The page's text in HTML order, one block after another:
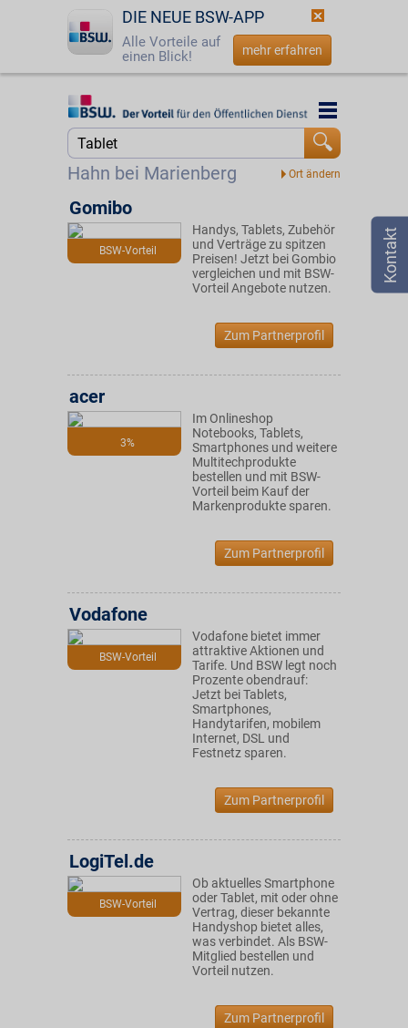
DIE NEUE BSW-APP
Alle Vorteile auf
einen Blick!
mehr erfahren
Startseite
☎ 0800 - 279 25 82
Hahn bei Marienberg
Startseite
BSW-Vorteil
Gomibo
Handys, Tablets, Zubehör
und Verträge zu spitzen
Preisen! Jetzt bei Gombio
vergleichen und mit BSW-
Vorteil Angebote nutzen.
Zum Partnerprofil
3%
acer
Im Onlineshop
Notebooks, Tablets,
Smartphones und weitere
Multitechprodukte
bestellen und mit BSW-
Vorteil beim Kauf der
Markenprodukte sparen.
Zum Partnerprofil
BSW-Vorteil
Vodafone
Vodafone bietet immer
attraktive Aktionen und
Tarife. Und BSW legt noch
Prozente obendrauf:
Jetzt bei Tablets,
Smartphones,
Handytarifen, mobilem
Internet, DSL und
Festnetz sparen.
Zum Partnerprofil
BSW-Vorteil
LogiTel.de
Ob aktuelles Smartphone
oder Tablet, mit oder ohne
Vertrag, dieser bekannte
Handyshop bietet alles,
was verbindet. Als BSW-
Mitglied bestellen und
Vorteil nutzen.
Zum Partnerprofil